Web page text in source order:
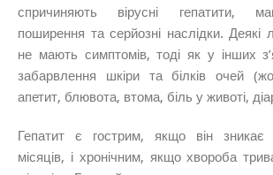
спричиняють вірусні гепатити,
поширення та серйозні наслідки. Деякі
не мають симптомів, тоді як у інших
забарвлення шкіри та білків очей
апетит, блювота, втома, біль у животі,
Гепатит є гострим, якщо він зникає
місяців, і хронічним, якщо хвороба